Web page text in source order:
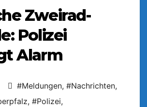
Zweirad-
Polizei
Alarm
#Meldungen, #Nachrichten,
, #Polizei,